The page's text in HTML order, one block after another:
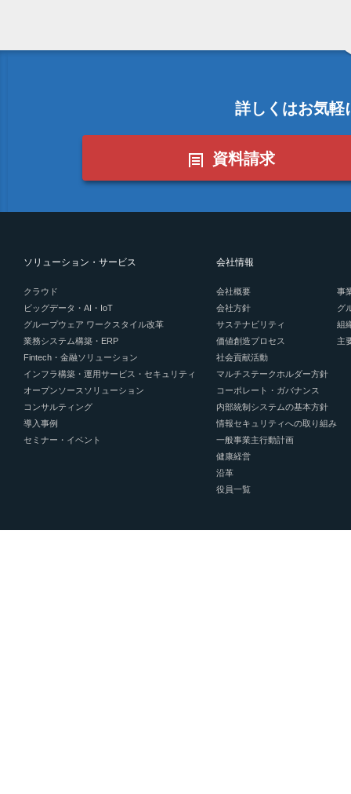
詳しくはお気軽
資料請求
ソリューション・サービス
クラウド
ビッグデータ・AI・IoT
グループウェア ワークスタイル改革
業務システム構築・ERP
Fintech・金融ソリューション
インフラ構築・運用サービス・セキュリティ
オープンソースソリューション
コンサルティング
導入事例
セミナー・イベント
会社情報
会社概要
会社方針
サステナビリティ
価値創造プロセス
社会貢献活動
マルチステークホルダー方針
コーポレート・ガバナンス
内部統制システムの基本方針
情報セキュリティへの取り組み
一般事業主行動計画
健康経営
沿革
役員一覧
事
グ
組
主